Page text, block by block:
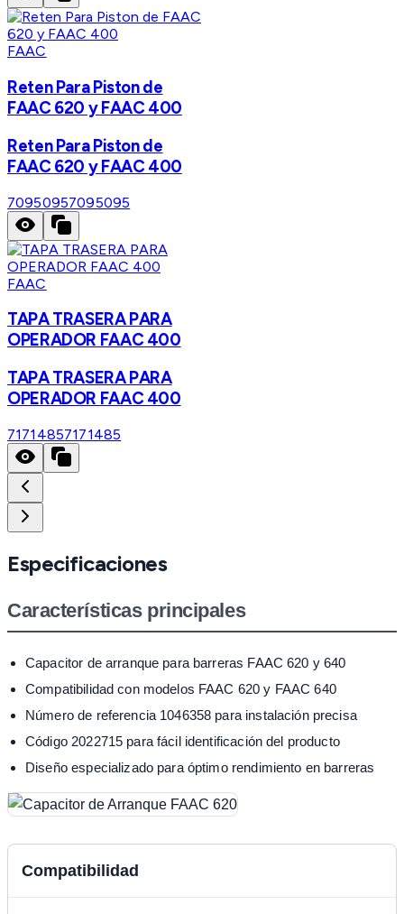
FAAC
Reten Para Piston de
FAAC 620 y FAAC 400
Reten Para Piston de
FAAC 620 y FAAC 400
70950957095095
FAAC
TAPA TRASERA PARA
OPERADOR FAAC 400
TAPA TRASERA PARA
OPERADOR FAAC 400
71714857171485
Especificaciones
Características principales
Capacitor de arranque para barreras FAAC 620 y 640
Compatibilidad con modelos FAAC 620 y FAAC 640
Número de referencia 1046358 para instalación precisa
Código 2022715 para fácil identificación del producto
Diseño especializado para óptimo rendimiento en barreras
Compatibilidad